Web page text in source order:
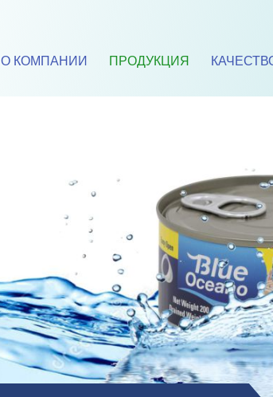
O КОМПАНИИ ПРОДУКЦИЯ